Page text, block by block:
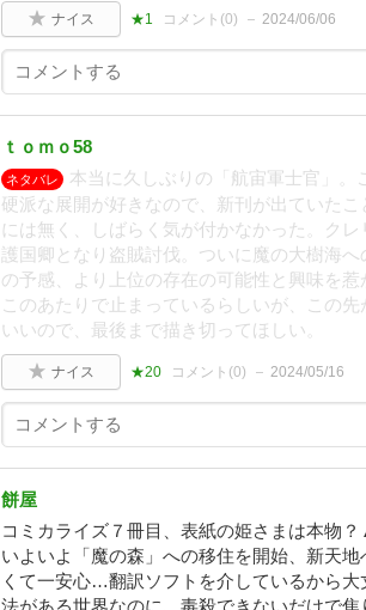
ナイス ★1 コメント(0) 2024/06/06
ｔｏｍｏ58
ネタバレ
本当に久しぶりの「航宙軍士官」。
硬派な展開が好きなので、新刊が出ていた
には無く、しばらく気が付かなかった。ク
護国卿となり盗賊討伐。ついに魔の大樹海
の予感、より上位の存在の可能性と興味を
このあたりで止まっているらしいが、この
いいので、最後まで描き切ってほしい。
ナイス ★20 コメント(0) 2024/05/16
餅屋
コミカライズ７冊目、表紙の姫さまは本物
いよいよ「魔の森」への移住を開始、新天
くて一安心…翻訳ソフトを介しているから
法がある世界なのに、毒殺できないだけで